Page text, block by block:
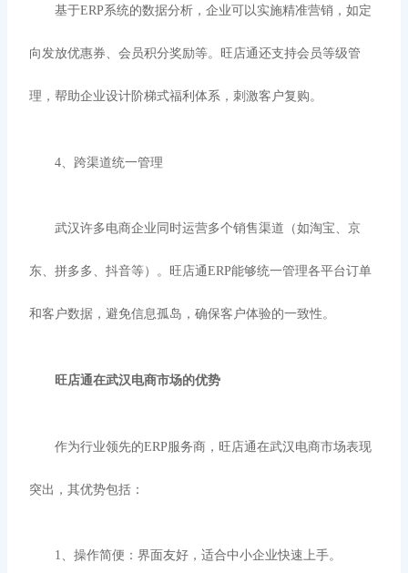
基于ERP系统的数据分析，企业可以实施精准营销，如定
向发放优惠券、会员积分奖励等。旺店通还支持会员等级管
理，帮助企业设计阶梯式福利体系，刺激客户复购。
4、 跨渠道统一管理
武汉许多电商企业同时运营多个销售渠道（如淘宝、京
东、拼多多、抖音等）。旺店通ERP能够统一管理各平台订单
和客户数据，避免信息孤岛，确保客户体验的一致性。
旺店通在武汉电商市场的优势
作为行业领先的ERP服务商，旺店通在武汉电商市场表现
突出，其优势包括：
1、 操作简便：界面友好，适合中小企业快速上手。